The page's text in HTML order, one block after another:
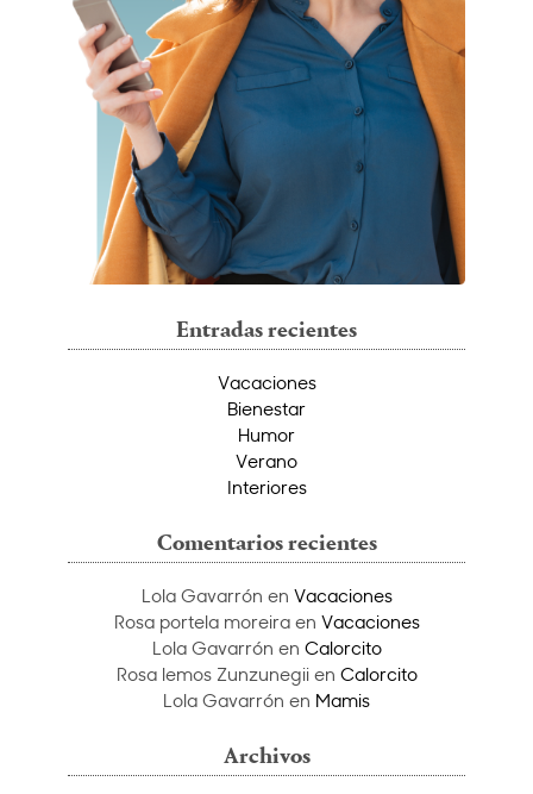
Entradas recientes
Vacaciones
Bienestar
Humor
Verano
Interiores
Comentarios recientes
Lola Gavarrón en Vacaciones
Rosa portela moreiraen Vacaciones
Lola Gavarrón en Calorcito
Rosa lemos Zunzunegiien Calorcito
Lola Gavarrón en Mamis
Archivos